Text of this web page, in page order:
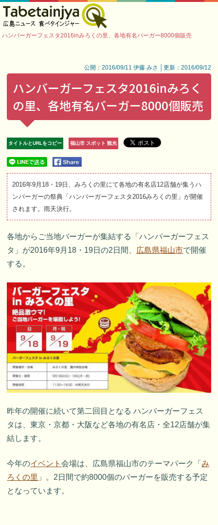
ハンバーガーフェスタ2016inみろくの里、各地有名バーガー8000個販売
公開：2016/09/11 伊藤 みさ │更新：2016/09/12
ハンバーガーフェスタ2016inみろく
の里、各地有名バーガー8000個販売
タイトルとURLをコピー 福山市 スポット 観光
2016年9月18・19日、みろくの里にて各地の有名店12店舗が集うハ
ンバーガーの祭典「ハンバーガーフェスタ2016みろくの里」が開催
されます。雨天決行。
各地からご当地バーガーが集結する「ハンバーガーフェス
タ」が2016年9月18・19日の2日間、 広島県福山市で開催
する。
昨年の開催に続いて第二回目となる ハンバーガーフェス
タは、東京・京都・大阪など各地の有名店・全12店舗が集
結します。
今年のイベント会場は、広島県福山市のテーマパーク「み
ろくの里 」。2日間で約8000個のバーガーを販売する予定
となっています。